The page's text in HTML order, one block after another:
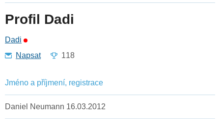
Profil Dadi
Dadi
Napsat
118
Jméno a příjmení, registrace
Daniel Neumann 16.03.2012